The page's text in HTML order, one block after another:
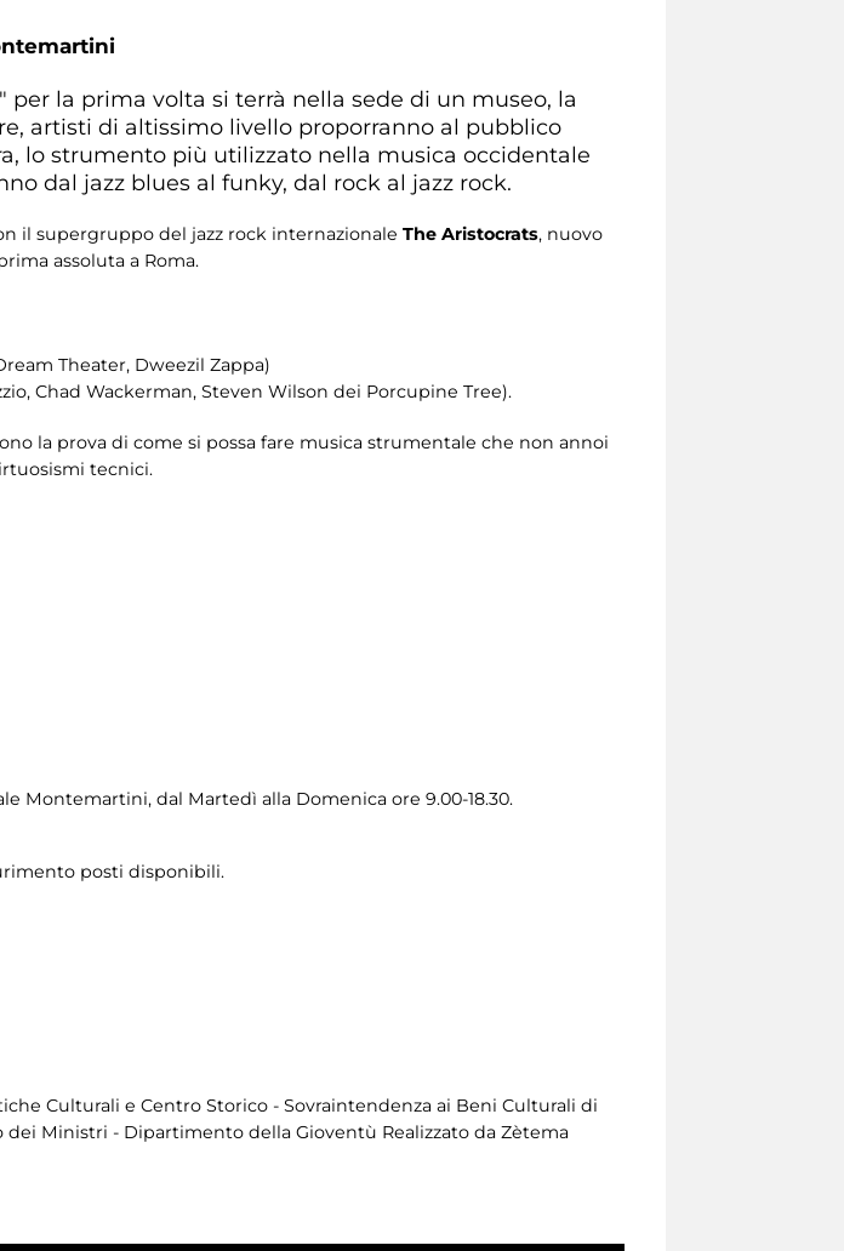
la prima volta si terrà nella sede di un museo, la
artisti di altissimo livello proporranno al pubblico
lo strumento più utilizzato nella musica occidentale
dal jazz blues al funky, dal rock al jazz rock.
il supergruppo del jazz rock internazionale The Aristocrats, nuovo
assoluta a Roma.
Theater, Dweezil Zappa)
Chad Wackerman, Steven Wilson dei Porcupine Tree).
la prova di come si possa fare musica strumentale che non annoi
tecnici.
Montemartini, dal Martedì alla Domenica ore 9.00-18.30.
posti disponibili.
Culturali e Centro Storico - Sovraintendenza ai Beni Culturali di
Ministri - Dipartimento della Gioventù Realizzato da Zètema